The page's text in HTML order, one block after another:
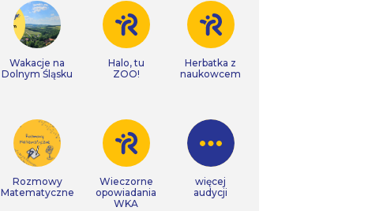
Wakacje na
Dolnym Śląsku
Halo, tu
ZOO!
Herbatka z
naukowcem
Rozmowy
Matematyczne
Wieczorne
opowiadania
WKA
więcej
audycji